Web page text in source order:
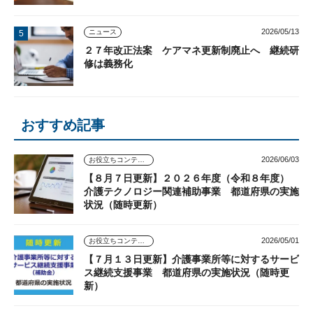
ニュース 2026/05/13
２７年改正法案 ケアマネ更新制廃止へ 継続研
修は義務化
おすすめ記事
お役立ちコンテンツ 2026/06/03
【８月７日更新】２０２６年度（令和８年度）
介護テクノロジー関連補助事業 都道府県の実施
状況（随時更新）
お役立ちコンテンツ 2026/05/01
【７月１３日更新】介護事業所等に対するサービ
ス継続支援事業 都道府県の実施状況（随時更
新）